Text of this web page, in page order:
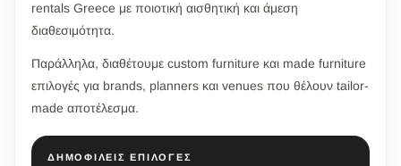
rentals Greece με ποιοτική αισθητική και άμεση
διαθεσιμότητα.
Παράλληλα, διαθέτουμε custom furniture και made furniture
επιλογές για brands, planners και venues που θέλουν tailor-
made αποτέλεσμα.
ΔΗΜΟΦΙΛΕΊΣ ΕΠΙΛΟΓΈΣ